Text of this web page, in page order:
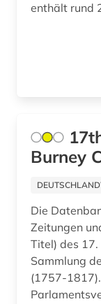
atlas (3)
attentat (1)
Polen (11)
Portugal (1)
Sachsen (3)
enthält rund
Burney
Die
Zeitungen
Titel) des
Sammlung
(1757-